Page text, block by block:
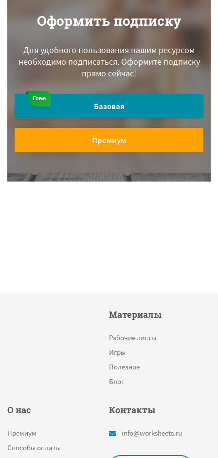
Оформить подписку
Для удобного пользования нашим ресурсом
необходимо подписаться.Оформите подписку
прямо сейчас!
Базовая
Премиум
Материалы
Рабочие листы
Игры
Полезное
Блог
О нас
Премиум
Способы оплаты
Контакты
info@worksheets.ru